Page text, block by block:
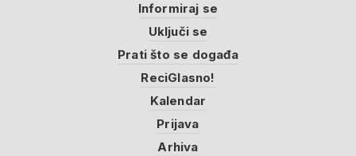
Informiraj se
Uključi se
Prati što se događa
ReciGlasno!
Kalendar
Prijava
Arhiva